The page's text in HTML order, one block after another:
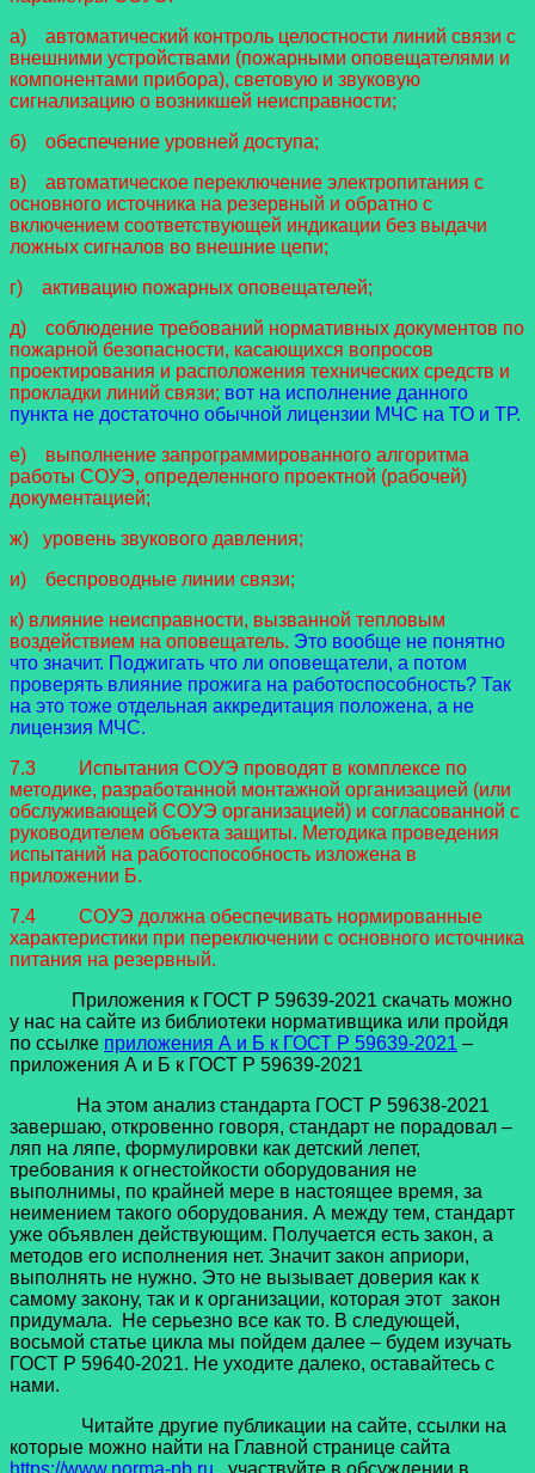
а) автоматический контроль целостности линий связи с
внешними устройствами (пожарными оповещателями и
компонентами прибора), световую и звуковую
сигнализацию о возникшей неисправности;
б) обеспечение уровней доступа;
в) автоматическое переключение электропитания с
основного источника на резервный и обратно с
включением соответствующей индикации без выдачи
ложных сигналов во внешние цепи;
г) активацию пожарных оповещателей;
д) соблюдение требований нормативных документов по
пожарной безопасности, касающихся вопросов
проектирования и расположения технических средств и
прокладки линий связи; вот на исполнение данного
пункта не достаточно обычной лицензии МЧС на ТО и ТР.
е) выполнение запрограммированного алгоритма
работы СОУЭ, определенного проектной (рабочей)
документацией;
ж) уровень звукового давления;
и) беспроводные линии связи;
к) влияние неисправности, вызванной тепловым
воздействием на оповещатель. Это вообще не понятно
что значит. Поджигать что ли оповещатели, а потом
проверять влияние прожига на работоспособность? Так
на это тоже отдельная аккредитация положена, а не
лицензия МЧС.
7.3 Испытания СОУЭ проводят в комплексе по
методике, разработанной монтажной организацией (или
обслуживающей СОУЭ организацией) и согласованной с
руководителем объекта защиты. Методика проведения
испытаний на работоспособность изложена в
приложении Б.
7.4 СОУЭ должна обеспечивать нормированные
характеристики при переключении с основного источника
питания на резервный.
Приложения к ГОСТ Р 59639-2021 скачать можно
у нас на сайте из библиотеки нормативщика или пройдя
по ссылке приложения А и Б к ГОСТ Р 59639-2021 –
приложения А и Б к ГОСТ Р 59639-2021
На этом анализ стандарта ГОСТ Р 59638-2021
завершаю, откровенно говоря, стандарт не порадовал –
ляп на ляпе, формулировки как детский лепет,
требования к огнестойкости оборудования не
выполнимы, по крайней мере в настоящее время, за
неимением такого оборудования. А между тем, стандарт
уже объявлен действующим. Получается есть закон, а
методов его исполнения нет. Значит закон априори,
выполнять не нужно. Это не вызывает доверия как к
самому закону, так и к организации, которая этот закон
придумала. Не серьезно все как то. В следующей,
восьмой статье цикла мы пойдем далее – будем изучать
ГОСТ Р 59640-2021. Не уходите далеко, оставайтесь с
нами.
Читайте другие публикации на сайте, ссылки на
которые можно найти на Главной странице сайта